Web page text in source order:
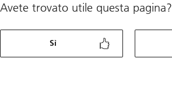
Avete trovato utile questa pagina?
Sì